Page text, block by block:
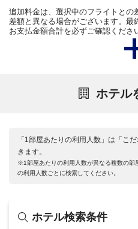
追加料金は、選択中のフライトと
差額と異なる場合がございます。
お支払金額合計を必ずご確認くださ
ホテル
「1部屋あたりの利用人数」は「こ
きます。
※1部屋あたりの利用人数が異なる複数の部
の利用人数ごとに検索してください。
ホテル検索条件